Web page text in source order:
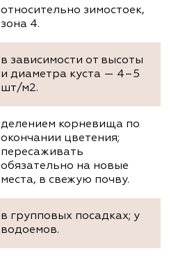
относительно зимостоек,
зона 4.
в зависимости от высоты
и диаметра куста — 4–5
шт/м2.
делением корневища по
окончании цветения;
пересаживать
обязательно на новые
места, в свежую почву.
в групповых посадках; у
водоемов.